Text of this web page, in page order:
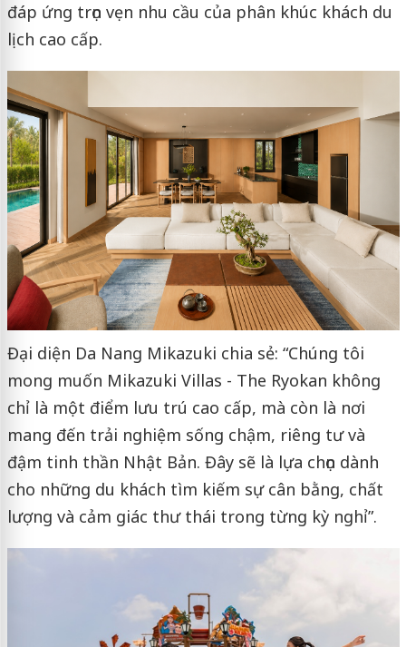
đáp ứng trọn vẹn nhu cầu của phân khúc khách du
lịch cao cấp.
Đại diện Da Nang Mikazuki chia sẻ: “Chúng tôi
mong muốn Mikazuki Villas - The Ryokan không
chỉ là một điểm lưu trú cao cấp, mà còn là nơi
mang đến trải nghiệm sống chậm, riêng tư và
đậm tinh thần Nhật Bản. Đây sẽ là lựa chọn dành
cho những du khách tìm kiếm sự cân bằng, chất
lượng và cảm giác thư thái trong từng kỳ nghỉ”.